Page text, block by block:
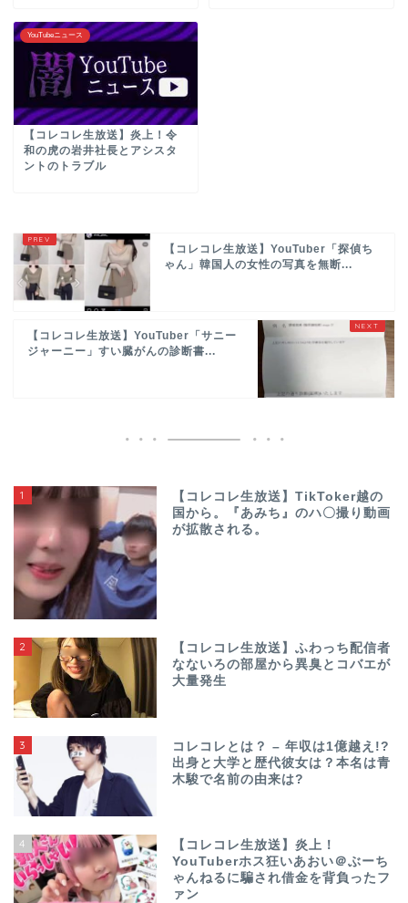
YouTubeニュース
【コレコレ生放送】炎上！令
和の虎の岩井社長とアシスタ
ントのトラブル
【コレコレ生放送】YouTuber「探偵ち
ゃん」韓国人の女性の写真を無断...
【コレコレ生放送】YouTuber「サニー
ジャーニー」すい臓がんの診断書...
1
【コレコレ生放送】TikToker越の
国から。『あみち』のハ〇撮り動画
が拡散される。
2
【コレコレ生放送】ふわっち配信者
なないろの部屋から異臭とコバエが
大量発生
3
コレコレとは？ – 年収は1億越え!?
出身と大学と歴代彼女は？本名は青
木駿で名前の由来は?
4
【コレコレ生放送】炎上！
YouTuberホス狂いあおい＠ぶーち
ゃんねるに騙され借金を背負ったフ
ァン